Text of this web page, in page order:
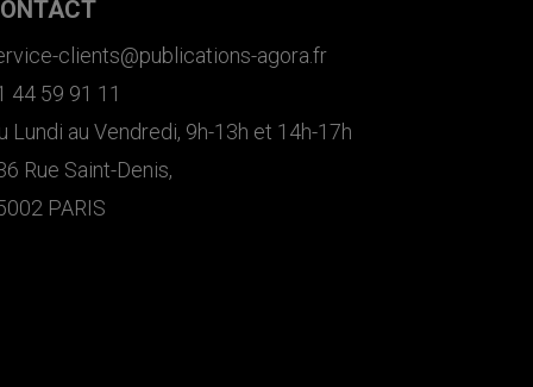
clients@publications-agora.fr
44 59 91 11
Lundi au Vendredi, 9h-13h et 14h-17h
Rue Saint-Denis,
PARIS